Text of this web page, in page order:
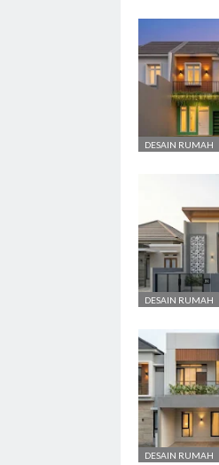
DESAIN RUMAH
DESAIN RUMAH
DESAIN RUMAH